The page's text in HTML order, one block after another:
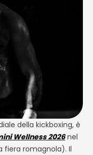
della kickboxing, è
Wellness 2026nel
fiera romagnola). Il